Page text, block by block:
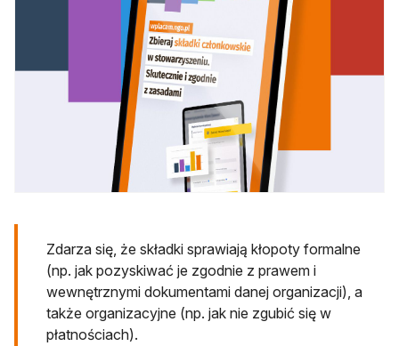
Zdarza się, że składki sprawiają kłopoty formalne
(np. jak pozyskiwać je zgodnie z prawem i
wewnętrznymi dokumentami danej organizacji), a
także organizacyjne (np. jak nie zgubić się w
płatnościach).